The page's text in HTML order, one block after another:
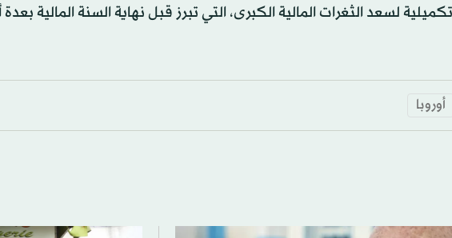
لسعد الثغرات المالية الكبرى، التي تبرز قبل نهاية السنة المالية
أوروبا